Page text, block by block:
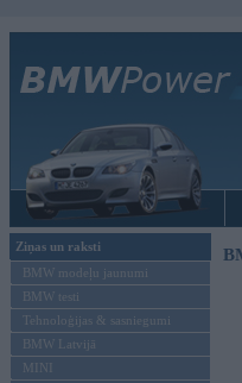
Ziņas un raksti
BMW modeļu jaunumi
BMW testi
Tehnoloģijas & sasniegumi
BMW Latvijā
MINI